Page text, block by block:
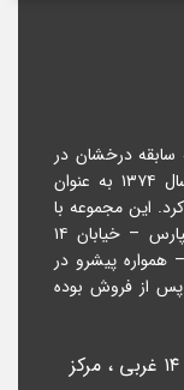
درخشان در
صنعت ساعت، فعالیت حرفه‌ای خود را از سال ۱۳۷۴ به عنوان
این مجموعه با
مدیریت متخصص و متعهد، در منطقه کیانپارس – خیابان ۱۴
غربی، مرکز خرید برج، طبقه اول، واحد ۳۵ – همواره پیشرو در
پس از فروش بوده
📍خوزستان ، اهواز ، کیانپارس ، خیابان ۱۴ غربی ، مرکز